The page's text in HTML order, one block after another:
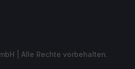
| Alle Rechte vorbehalten.